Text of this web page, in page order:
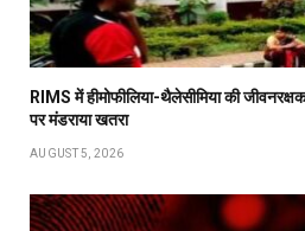
RIMS में हीमोफीलिया-थैलेसीमिया की
पर मंडराया खतरा
AUGUST 5, 2026